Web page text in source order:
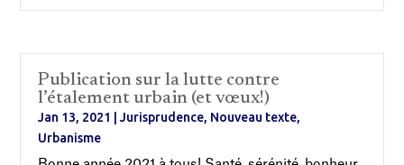
Publication sur la lutte contre
l’étalement urbain (et vœux!)
Jan 13, 2021 |Jurisprudence, Nouveau texte,
Urbanisme